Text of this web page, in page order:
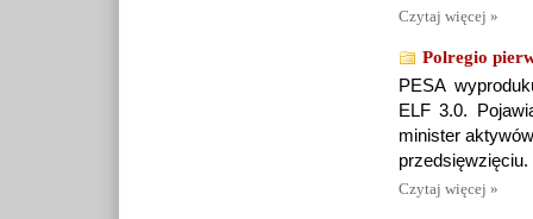
Czytaj więcej »
Polregio
PESA
ELF 3.0.
minister
przedsięwzięciu.
Czytaj więcej »